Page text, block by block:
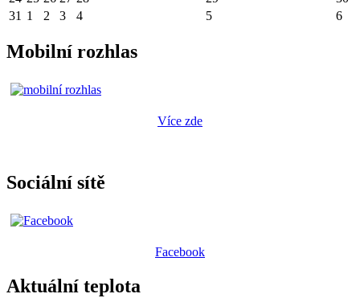
31 1 2 3 4 5 6
Mobilní rozhlas
Více zde
Sociální sítě
Facebook
Aktuální teplota